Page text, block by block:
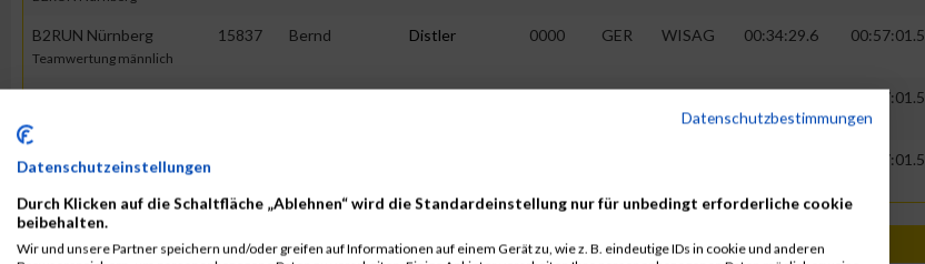
B2RUN Nürnberg
Teamwertung männlich
15837 Bernd Distler 0000 GER WISAG 00:34:29.6 00:57:01.5
00:57:01.5
B2RUN Nürnberg 00:57:01.5
2015
Datenschutzbestimmungen
Datenschutzeinstellungen
Durch Klicken auf die Schaltfläche „Ablehnen“ wird die Standardeinstellung nur für unbedingt erforderliche cookie
beibehalten.
Wir und unsere Partner speichern und/oder greifen auf Informationen auf einem Gerät zu, wie z. B. eindeutige IDs in cookie und anderen